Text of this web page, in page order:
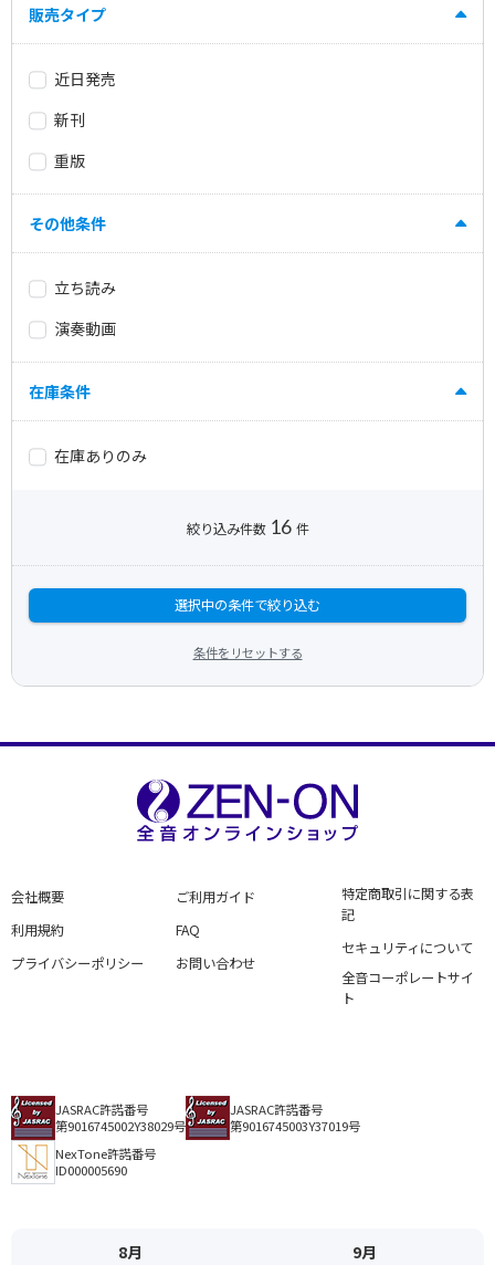
販売タイプ
近日発売
新刊
重版
その他条件
立ち読み
演奏動画
在庫条件
在庫ありのみ
絞り込み件数 16 件
選択中の条件で絞り込む
条件をリセットする
会社概要
利用規約
プライバシーポリシー
ご利用ガイド
FAQ
お問い合わせ
特定商取引に関する表
記
セキュリティについて
全音コーポレートサイ
ト
JASRAC許諾番号
第9016745002Y38029号
JASRAC許諾番号
第9016745003Y37019号
NexTone許諾番号
ID000005690
8月 9月